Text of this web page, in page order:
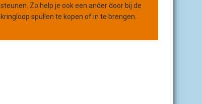
steunen. Zo help je ook een ander door bij de
kringloop spullen te kopen of in te brengen.